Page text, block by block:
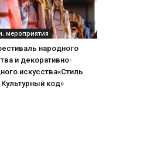
мероприятия
народного
и декоративно-
искусства«Стиль
код»